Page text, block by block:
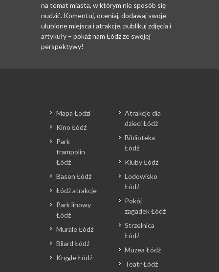
na temat miasta, w którym nie sposób się
nudzić. Komentuj, oceniaj, dodawaj swoje
ulubione miejsca i atrakcje, publikuj zdjęcia i
artykuły – pokaż nam Łódź ze swojej
perspektywy!
Mapa Łodzi
Kino Łódź
Park
trampolin
Łódź
Basen Łódź
Łódź atrakcje
Park linowy
Łódź
Murale Łódź
Bilard Łódź
Kręgle Łódź
Atrakcje dla
dzieci Łódź
Biblioteka
Łódź
Kluby Łódź
Lodowisko
Łódź
Pokój
zagadek Łódź
Strzelnica
Łódź
Muzea Łódź
Teatr Łódź